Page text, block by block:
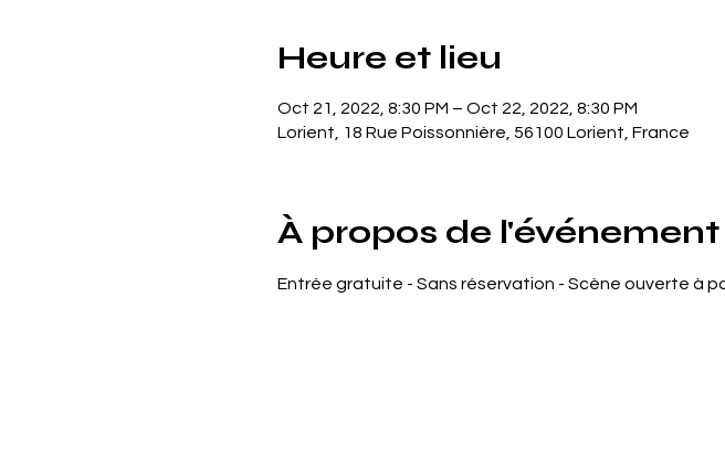
Heure et lieu
Oct 21, 2022, 8:30 PM – Oct 22, 2022, 8:30 PM
Lorient, 18 Rue Poissonnière, 56100 Lorient, France
À propos de l'événement
Entrée gratuite - Sans réservation - Scène ouverte à